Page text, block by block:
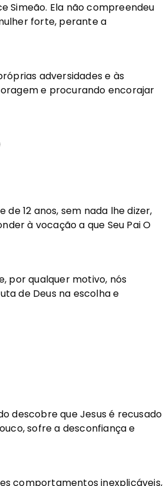
Ela não compreendeu
forte, perante a
adversidades e às
e procurando encorajar
12 anos, sem nada lhe dizer,
à vocação a que Seu Pai O
por qualquer motivo, nós
de Deus na escolha e
descobre que Jesus é recusado
sofre a desconfiança e
comportamentos inexplicáveis,